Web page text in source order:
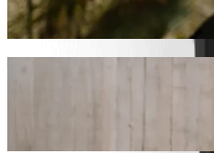
Přesouvejte se po Ventspily na
Stáhnout aplikaci Bolt
Dostaňte se z
Pokud hledáte nejlepší cenu pro
pro vás ideální vozidlo.